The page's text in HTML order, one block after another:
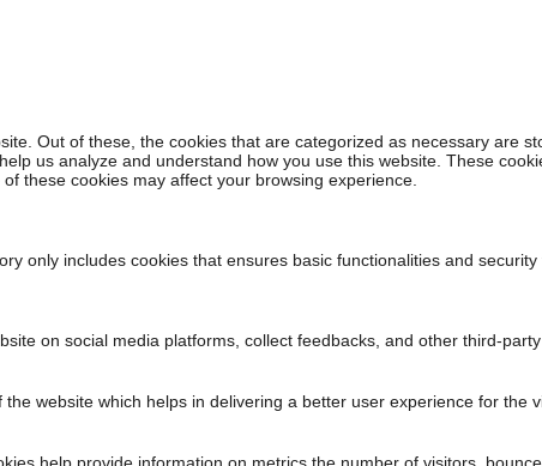
Out of these, the cookies that are categorized as necessary are
us analyze and understand how you use this website. These
these cookies may affect your browsing experience.
only includes cookies that ensures basic functionalities and
on social media platforms, collect feedbacks, and other third-party
website which helps in delivering a better user experience for the